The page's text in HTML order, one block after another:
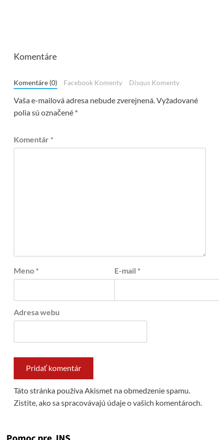
Komentáre
Komentáre (0) Facebook Komenty Disqus Komenty
Vaša e-mailová adresa nebude zverejnená. Vyžadované
polia sú označené *
Komentár *
Meno * E-mail *
Adresa webu
Táto stránka používa Akismet na obmedzenie spamu.
Zistite, ako sa spracovávajú údaje o vašich komentároch.